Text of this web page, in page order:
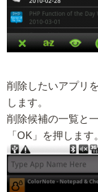
削除したいアプリ
します。
削除候補の一覧と
「OK」を押します。